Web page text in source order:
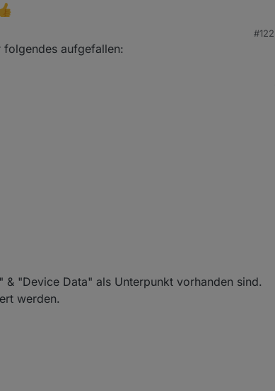
#122
aufgefallen:
"Device Data" als Unterpunkt vorhanden sind.
werden.